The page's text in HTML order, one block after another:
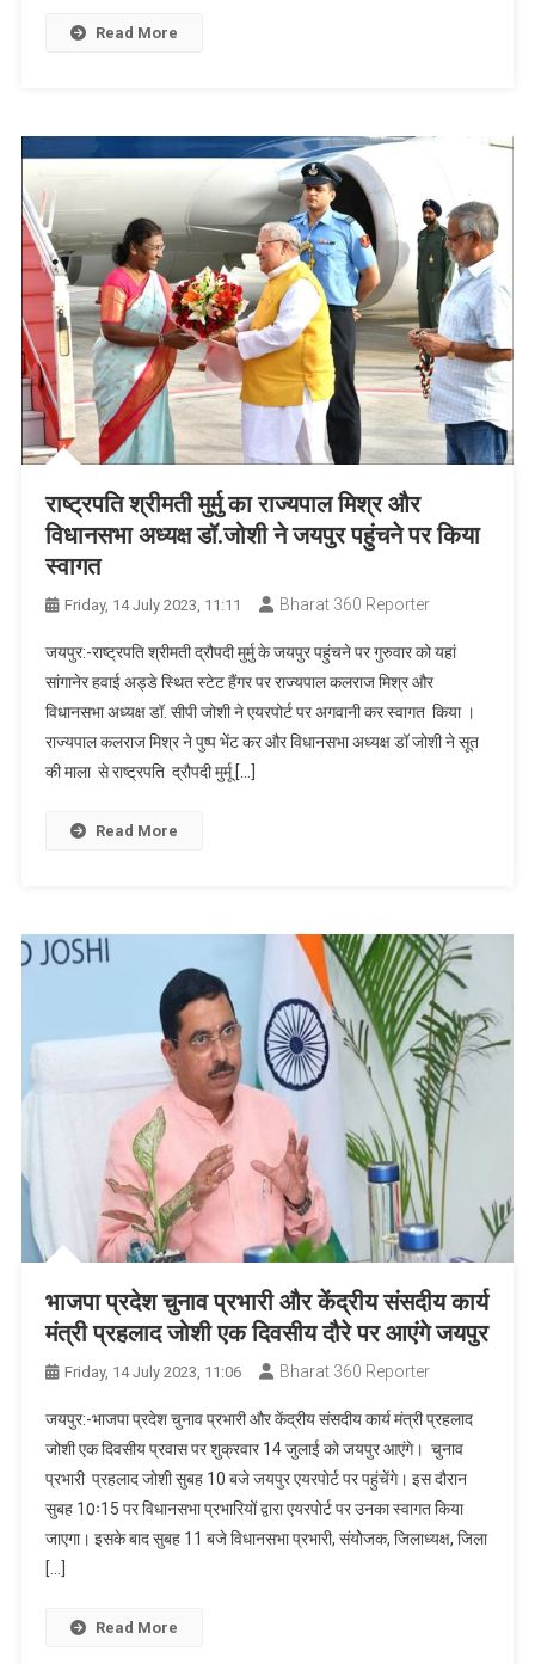
Read More
राष्ट्रपति श्रीमती मुर्मु का राज्यपाल मिश्र और
विधानसभा अध्यक्ष डॉ.जोशी ने जयपुर पहुंचने पर किया
स्वागत
Friday, 14 July 2023, 11:11 Bharat 360 Reporter
जयपुर:-राष्ट्रपति श्रीमती द्रौपदी मुर्मु के जयपुर पहुंचने पर गुरुवार को यहां
सांगानेर हवाई अड्डे स्थित स्टेट हैंगर पर राज्यपाल कलराज मिश्र और
विधानसभा अध्यक्ष डॉ. सीपी जोशी ने एयरपोर्ट पर अगवानी कर स्वागत किया ।
राज्यपाल कलराज मिश्र ने पुष्प भेंट कर और विधानसभा अध्यक्ष डॉ जोशी ने सूत
की माला से राष्ट्रपति द्रौपदी मुर्मू […]
Read More
भाजपा प्रदेश चुनाव प्रभारी और केंद्रीय संसदीय कार्य
मंत्री प्रहलाद जोशी एक दिवसीय दौरे पर आएंगे जयपुर
Friday, 14 July 2023, 11:06 Bharat 360 Reporter
जयपुर:-भाजपा प्रदेश चुनाव प्रभारी और केंद्रीय संसदीय कार्य मंत्री प्रहलाद
जोशी एक दिवसीय प्रवास पर शुक्रवार 14 जुलाई को जयपुर आएंगे। चुनाव
प्रभारी प्रहलाद जोशी सुबह 10 बजे जयपुर एयरपोर्ट पर पहुंचेंगे। इस दौरान
सुबह 10ः15 पर विधानसभा प्रभारियों द्वारा एयरपोर्ट पर उनका स्वागत किया
जाएगा। इसके बाद सुबह 11 बजे विधानसभा प्रभारी, संयोेजक, जिलाध्यक्ष, जिला
[…]
Read More